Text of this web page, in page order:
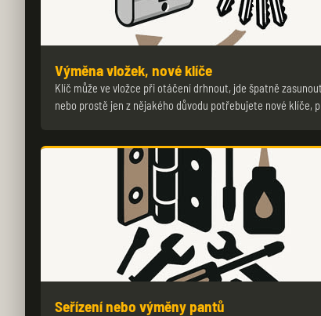
Výměna vložek, nové klíče
Klíč může ve vložce při otáčení drhnout, jde špatně zasunout
nebo prostě jen z nějakého důvodu potřebujete nové klíče,
Seřízení nebo výměny pantů